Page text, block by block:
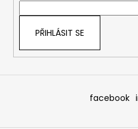
PŘIHLÁSIT SE
facebook